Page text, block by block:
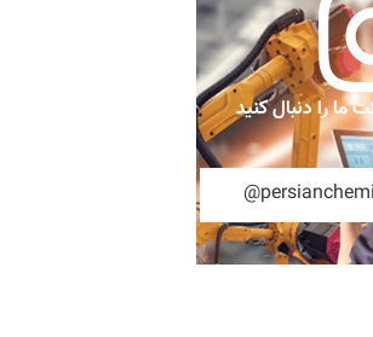
ما را دنبال کنید